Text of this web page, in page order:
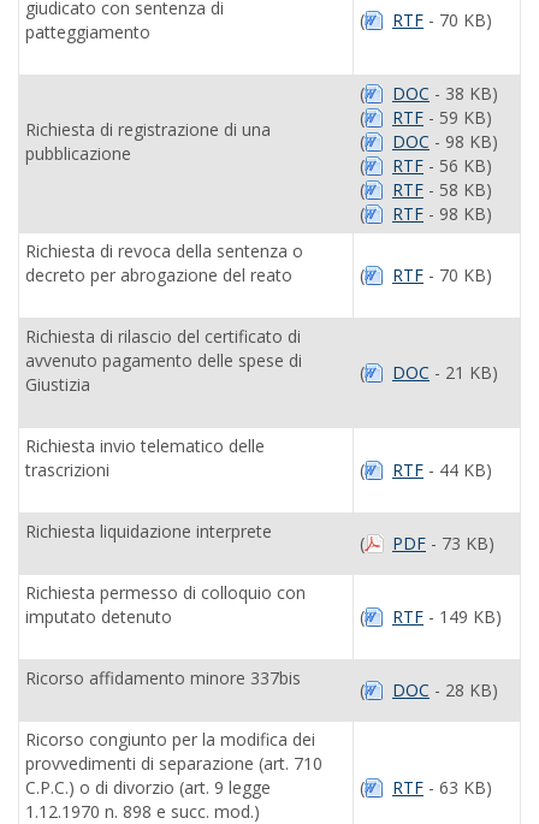
giudicato con sentenza di
patteggiamento
( RTF - 70 KB)
Richiesta di registrazione di una
pubblicazione
( DOC - 38 KB)
(
RTF - 59 KB)
(
DOC - 98 KB)
(
RTF - 56 KB)
(
RTF - 58 KB)
(
RTF - 98 KB)
Richiesta di revoca della sentenza o
decreto per abrogazione del reato
( RTF - 70 KB)
Richiesta di rilascio del certificato di
avvenuto pagamento delle spese di
Giustizia
( DOC - 21 KB)
Richiesta invio telematico delle
trascrizioni
( RTF - 44 KB)
Richiesta liquidazione interprete
( PDF - 73 KB)
Richiesta permesso di colloquio con
imputato detenuto
( RTF - 149 KB)
Ricorso affidamento minore 337bis
( DOC - 28 KB)
Ricorso congiunto per la modifica dei
provvedimenti di separazione (art. 710
C.P.C.) o di divorzio (art. 9 legge
1.12.1970 n. 898 e succ. mod.)
( RTF - 63 KB)